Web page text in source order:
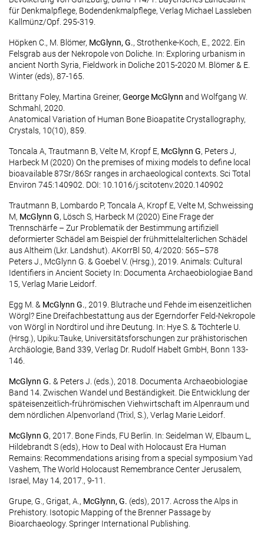
für Denkmalpflege, Bodendenkmalpflege, Verlag Michael Lassleben
Kallmünz/Opf. 295-319.
Höpken C., M. Blömer, McGlynn, G., Strothenke-Koch, E., 2022. Ein
Felsgrab aus der Nekropole von Doliche. In: Exploring urbanism in
ancient North Syria, Fieldwork in Doliche 2015-2020 M. Blömer & E.
Winter (eds), 87-165.
Brittany Foley, Martina Greiner, George McGlynn and Wolfgang W.
Schmahl, 2020.
Anatomical Variation of Human Bone Bioapatite Crystallography,
Crystals, 10(10), 859.
Toncala A, Trautmann B, Velte M, Kropf E, McGlynn G, Peters J,
Harbeck M (2020) On the premises of mixing models to define local
bioavailable 87Sr/86Sr ranges in archaeological contexts. Sci Total
Environ 745:140902. DOI: 10.1016/j.scitotenv.2020.140902
Trautmann B, Lombardo P, Toncala A, Kropf E, Velte M, Schweissing
M, McGlynn G, Lösch S, Harbeck M (2020) Eine Frage der
Trennschärfe – Zur Problematik der Bestimmung artifiziell
deformierter Schädel am Beispiel der frühmittelalterlichen Schädel
aus Altheim (Lkr. Landshut). AKorrBl 50, 4/2020: 565–578
Peters J., McGlynn G. & Goebel V. (Hrsg.), 2019. Animals: Cultural
Identifiers in Ancient Society In: Documenta Archaeobiologiae Band
15, Verlag Marie Leidorf.
Egg M. & McGlynn G., 2019. Blutrache und Fehde im eisenzeitlichen
Wörgl? Eine Dreifachbestattung aus der Egerndorfer Feld-Nekropole
von Wörgl in Nordtirol und ihre Deutung. In: Hye S. & Töchterle U.
(Hrsg.), Upiku:Tauke, Universitätsforschungen zur prähistorischen
Archäologie, Band 339, Verlag Dr. Rudolf Habelt GmbH, Bonn 133-
146.
McGlynn G. & Peters J. (eds.), 2018. Documenta Archaeobiologiae
Band 14. Zwischen Wandel und Beständigkeit. Die Entwicklung der
späteisenzeitlich-frührömischen Viehwirtschaft im Alpenraum und
dem nördlichen Alpenvorland (Trixl, S.), Verlag Marie Leidorf.
McGlynn G, 2017. Bone Finds, FU Berlin. In: Seidelman W, Elbaum L,
Hildebrandt S (eds), How to Deal with Holocaust Era Human
Remains: Recommendations arising from a special symposium Yad
Vashem, The World Holocaust Remembrance Center Jerusalem,
Israel, May 14, 2017., 9-11.
Grupe, G., Grigat, A., McGlynn, G. (eds), 2017. Across the Alps in
Prehistory. Isotopic Mapping of the Brenner Passage by
Bioarchaeology. Springer International Publishing.